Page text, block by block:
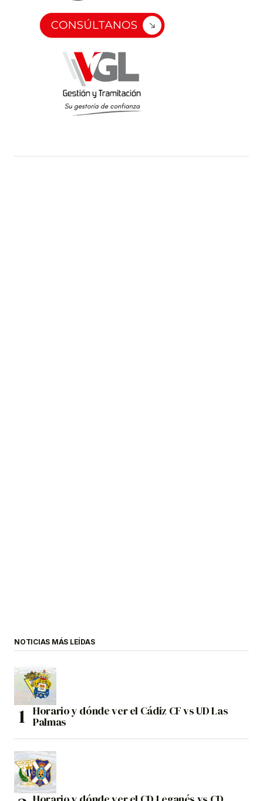
NOTICIAS MÁS LEÍDAS
Horario y dónde ver el Cádiz CF vs UD Las
Palmas